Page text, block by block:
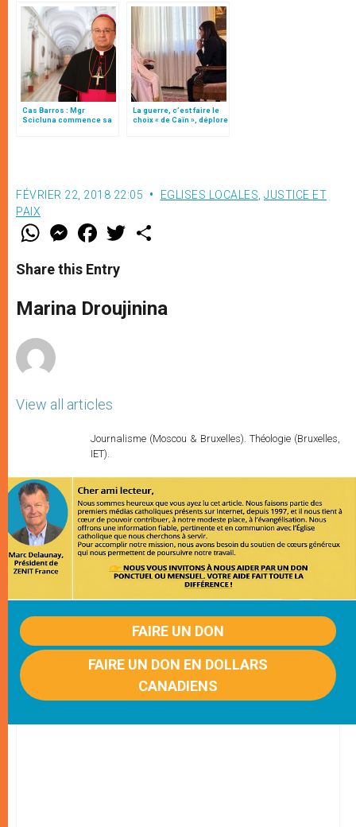
pape François
Cas Barros : Mgr
Scicluna commence sa
La guerre, c’est faire le
choix « de Caïn », déplore
FÉVRIER 22, 2018 22:05 EGLISES LOCALES, JUSTICE ET
PAIX
W
t
s
p
p
M
e
s
e
g
e
F
a
e
b
o
k
w
r
Share this Entry
Marina Droujinina
View all articles
Journalisme (Moscou & Bruxelles). Théologie (Bruxelles,
IET).
FAIRE UN DON
FAIRE UN DON EN DOLLARS
CANADIENS